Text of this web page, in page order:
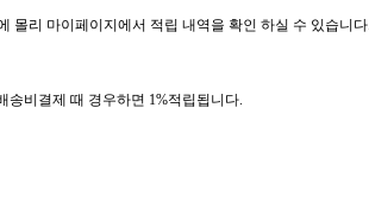
몰리 마이페이지에서 적립 내역을 확인 하실 수 있습니다
송비결제 때 경우하면 1%적립됩니다